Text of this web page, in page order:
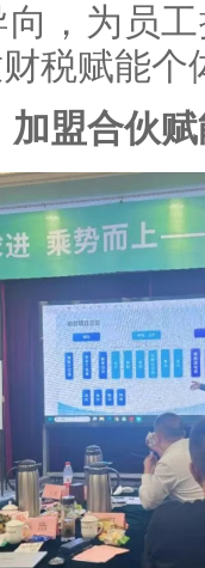
，为员
税赋能
加盟合伙